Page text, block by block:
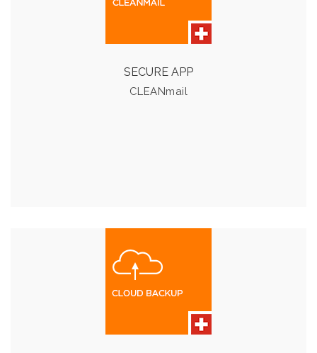
SECURE APP
CLEANmail
Filter für unerwünschte Inhalte wie Spam, Phishing,
Viren, Malware, Denial of Service.
Die Cloud Backup App von META10 bietet Unternehmen
die Möglichkeit, ihre Daten an einem anderen Standort